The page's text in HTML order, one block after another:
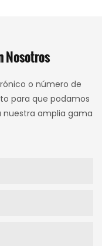
Nosotros
o número de
para que podamos
amplia gama